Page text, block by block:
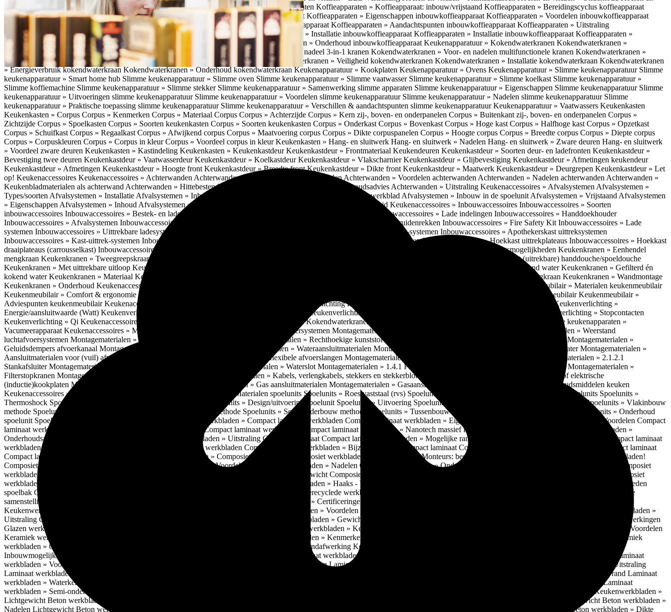
vriezen » SmartfunctiesKoelen en vriezen » Koeltechnieken Keukenapparatuur » Koffieapparaten Koffieapparaten » Koffieapparaat: inbouw/vrijstaand Koffieapparaten » Bereidingscyclus koffieapparaat
Koffieapparaten » Extra functies koffieapparaatKoffieapparaten » Extra functies koffieapparaat Koffieapparaten » Eigenschappen inbouwkoffieapparaat Koffieapparaten » Voordelen inbouwkoffieapparaat
Koffieapparaten » Nadelen inbouwkoffieapparaatKoffieapparaten » Kenmerken inbouwkoffieapparaat Koffieapparaten » Aandachtspunten inbouwkoffieapparaat Koffieapparaten » Uitstraling
inbouwkoffieapparaatKoffieapparaten » Geluidsniveau inbouwkoffieapparaat Koffieapparaten » Installatie inbouwkoffieapparaat Koffieapparaten » Installatie inbouwkoffieapparaat Koffieapparaten »
Energieverbruik inbouwkoffieapparaat
Koffieapparaten » Keuze koffieapparaat Koffieapparaten » Onderhoud inbouwkoffieapparaat Keukenapparatuur » Kokendwaterkranen Kokendwaterkranen »
Toepassingen (voor- en nadelen)
Kokendwaterkranen » Types Kokendwaterkranen » Voor- en nadeel 3-in-1 kranen Kokendwaterkranen » Voor- en nadelen multifunctionele kranen Kokendwaterkranen »
Bediening kokendwaterkranenKokendwaterkranen » Boilers kokendwaterkranen Kokendwaterkranen » Veiligheid kokendwaterkranen Kokendwaterkranen » Installatie kokendwaterkraan Kokendwaterkranen
» Energieverbruik kokendwaterkraanKokendwaterkranen » Onderhoud kokendwaterkraanKeukenapparatuur » Kookplaten Keukenapparatuur » Ovens Keukenapparatuur » Slimme keukenapparatuur Slimme
keukenapparatuur » Smart home hub Slimme keukenapparatuur » Slimme oven Slimme keukenapparatuur » Slimme vaatwasser Slimme keukenapparatuur » Slimme koelkast Slimme keukenapparatuur »
Slimme koffiemachine Slimme keukenapparatuur » Slimme stekker Slimme keukenapparatuur » Samenwerking slimme apparaten Slimme keukenapparatuur » Eigenschappen Slimme keukenapparatuur Slimme
keukenapparatuur » Uitvoeringen slimme keukenapparatuur Slimme keukenapparatuur » Voordelen slimme keukenapparatuur Slimme keukenapparatuur » Nadelen slimme keukenapparatuur Slimme
keukenapparatuur » Praktische toepassing slimme keukenapparatuur Slimme keukenapparatuur » Verschillen & aandachtspunten slimme keukenapparatuurKeukenapparatuur » Vaatwassers Keukenkasten
Keukenkasten » Corpus Corpus » Kenmerken Corpus » Materiaal Corpus Corpus » Achterzijde Corpus » Kern zij-, boven- en onderpanelen Corpus » Buitenkant zij-, boven- en onderpanelen Corpus »
Zichtzijde Corpus » Spoelkasten Corpus » Soorten keukenkasten Corpus » Soorten keukenkasten Corpus » Onderkast Corpus » Bovenkast Corpus » Hoge kast Corpus » Halfhoge kast Corpus » Opzetkast
Corpus » Schuifkast Corpus » Regaalkast Corpus » Afwijkend corpus Corpus » Maatvoering corpus Corpus » Dikte corpuspanelen Corpus » Hoogte corpus Corpus » Breedte corpus Corpus » Diepte corpus
Corpus » Corpuskleuren Corpus » Corpus in kleurCorpus » Voordeel corpus in kleurKeukenkasten » Hang- en sluitwerk Hang- en sluitwerk » Nadelen Hang- en sluitwerk » Zware deuren Hang- en sluitwerk
» Voordeel zware deuren Keukenkasten » Kastindeling Keukenkasten » KeukenkastdeurKeukenkastdeur » Frontmateriaal Keukendeuren Keukenkastdeur » Soorten deur- en ladefronten Keukenkastdeur »
Bevestiging twee deuren Keukenkastdeur » VaatwasserdeurKeukenkastdeur » KoelkastdeurKeukenkastdeur » VlakscharnierKeukenkastdeur » Glijbevestiging Keukenkastdeur » Afmetingen keukendeur
Keukenkastdeur » Afmetingen Keukenkastdeur » Hoogte front Keukenkastdeur » Breedte frontKeukenkastdeur » Dikte front Keukenkastdeur » Maatwerk Keukenkastdeur » Deurgrepen Keukenkastdeur » Let
op! Keukenaccessoires Keukenaccessoires » Achterwanden Achterwanden » Eigenschappen achterwandenAchterwanden » Voordelen achterwanden Achterwanden » Nadelen achterwanden Achterwanden »
Keukenbladmaterialen als achterwand Achterwanden » Hittebestendige achterwanden Achterwanden » Onderhoudsadvies Achterwanden » Uitstraling Keukenaccessoires » Afvalsystemen Afvalsystemen »
Types/soorten Afvalsystemen » Installatie Afvalsystemen » Inbouw in keukenkasten Afvalsystemen » Inbouw in het werkblad Afvalsystemen » Inbouw in de spoelunit Afvalsystemen » Vrijstaand Afvalsystemen
» Eigenschappen Afvalsystemen » Inhoud Afvalsystemen » Energie Afvalsystemen » Geluid Keukenaccessoires » Inbouwaccessoires Inbouwaccessoires » Soorten
inbouwaccessoires Inbouwaccessoires » Bestek- en ladeindelingen voor lades Inbouwaccessoires » Lade indelingen Inbouwaccessoires » Handdoekhouder
Inbouwaccessoires » Afvalsystemen Inbouwaccessoires » Inbouw korven of rekken in (kleine) kasten Inbouwaccessoires » Kruidenrekken Inbouwaccessoires » Fire Safety Kit Inbouwaccessoires » Lade
systemen Inbouwaccessoires » Uittrekbare ladesystemen Inbouwaccessoires » Kast-inbouw-systemen Inbouwaccessoires » Apothekerskast uittreksystemen
Inbouwaccessoires » Kast-uittrek-systemen Inbouwaccessoires » Hoekkast systemen Inbouwaccessoires » Hoekkast uittreksystemenInbouwaccessoires » Hoekkast uittrekplateaus Inbouwaccessoires » Hoekkast
draaiplateaus (carrousselkast) Inbouwaccessoires » Onderhoud Keukenkranen » Bedieningsmogelijkheden Keukenkranen » Eenhendel
mengkraan Keukenkranen » Tweegreepskraan
Keukenkranen » Met (uitrekbare) handdouche/spoeldouche
Keukenkranen » Met uittrekbare uitloop Keukenkranen » Gefilterd water Keukenkranen » Kokend waterKeukenkranen » Gefilterd én
kokend waterKeukenkranen » Materiaal Keukenkranen » Pvd Techniek (pvd) Keukenkranen » Bladmengkraan Keukenkranen » Wandmontage
Keukenkranen » Onderhoud Keukenaccessoires » Keukenmeubilair
Keukenmeubilair » Materialen keukenmeubilair
Keukenmeubilair » Comfort & ergonomieKeukenmeubilair » Designtrends 2026 Keukenmeubilair » Duurzaamheid keukenmeubilairKeukenmeubilair »
Adviespunten keukenmeubilairKeukenaccessoires » Keukenverlichting Keukenverlichting » LedverlichtingKeukenverlichting » Installatie
Keukenverlichting »
Energie/aansluitwaarde (Watt) Keukenverlichting » Leddriver Keukenverlichting » Vaste-spanning
Keukenverlichting » Stopcontacten
Keukenverlichting » Qi Keukenaccessoires » Losse keukenapparaten Losse keukenapparaten » Kokendwaterkranen
Losse keukenapparaten »
Vacumeerapparaat Keukenaccessoires » Montagematerialen Montagematerialen » Luchtafvoersystemen Montagematerialen » Verschillende Luchtafvoersystemen
Montagematerialen » Weerstand
luchtafvoersystemen Montagematerialen » Flexibele (ronde) afvoerslangen Montagematerialen » Rechthoekige kunststof luchtafvoersystemen Montagematerialen » LuchtreinigersMontagematerialen »
Geluidsdempers afvoerkanaal Montagematerialen » Aansluitmaterialen Montagematerialen » Wateraansluitmaterialen Montagematerialen » Aansluitmateriaal voor (schoon) drinkwaterMontagematerialen »
Aansluitmaterialen voor (vuil) afvoerwater sifons
Montagematerialen » 1.2.1 Ronde flexibele afvoerslangen Montagematerialen » Dempingsysteem van lades en deuren
Montagematerialen » 2.1.2.1
StankafsluiterMontagematerialen » Afvoerpluggen t.b.v. spoelunits Montagematerialen » Waterslot Montagematerialen » 1.4.1 Plasmafilter Montagematerialen » WaterslagdemperMontagematerialen »
Filterstopkranen Montagematerialen » Elektra aansluitmateriaal Montagematerialen » Kabels, verlengkabels, stekkers en stekkerblokken
Montagematerialen » Kabels voor ovens of elektrische
(inductie)kookplaten Montagematerialen » Combiregelaar Montagematerialen » Gas aansluitmaterialen Montagematerialen » Gasaansluitmaterialen
Montagematerialen » Onderhoudsmiddelen keuken
Keukenaccessoires » Spoelunits
Spoelunits » Materialen spoelunits Spoelunits » Roestvaststaal (rvs) Spoelunits » 2.2 Kunststof Spoelunits » Kunststof spoelunits Spoelunits »
Thermoshock Spoelunits » Keramiek Spoelunits » Design/uitvoering spoelunit Spoelunits » Uitvoering Spoelunits » Montage spoelunit
Spoelunits » Vlakinbouw
methode Spoelunits » Opbouw methode Spoelunits » Onderbouw methode Spoelunits » Semi-onderbouw methode Spoelunits » Tussenbouw methode
Spoelunits » Onderhoud
spoelunit Spoelunits » Onderhoud Keukenwerkbladen » Compact laminaat werkbladen Compact laminaat werkbladen » Eigenschappen
Compact laminaat werkbladen » Voordelen Compact
laminaat werkbladen
Compact laminaat werkbladen » Nadelen Compact laminaat werkbladen Compact laminaat werkbladen » Nanotech massief laminaat werkbladen
Compact laminaat werkbladen »
Onderhoudsadvies Compact laminaat
Compact laminaat werkbladen » Uitstraling Compact laminaat Compact laminaat werkbladen » Mogelijke randafwerking Compact laminaat werkbladen
Compact laminaat
werkbladen » Inbouwmogelijkheid spoelbak Compact laminaat werkbladen Compact laminaat werkbladen » Bijzonderheden Compact laminaat Compact laminaat werkbladen » Prijsniveau Compact laminaat
Compact laminaat werkbladen » Kenmerken
Keukenwerkbladen » Composiet werkbladen
Composiet werkbladen » Waarschuwing Monteurs: bescherm je bij het droog bewerken van kwarts werkbladen!
Composiet werkbladen » Eigenschappen
Composiet werkbladen » Voordelen Composiet werkbladen » Nadelen Composiet werkbladen » Onderhoudsadvies
Composiet
werkbladen » Maximale afmetingen
Composiet werkbladen » Gewicht Composiet werkbladen » Oppervlaktestructuur
Composiet
werkbladen » Mogelijke randafwerking
Composiet werkbladen » Haaks - V-groef
Composiet werkbladen » Inbouwmogelijkheden
spoelbak Composiet werkbladen » Prijsniveau Gerecyclede werkbladen » Eigenschappen gerecyclede werkbladen
Gerecyclede werkbladen » Mogelijke
samenstelling
Gerecyclede werkbladen » Certificeringen werkbladen
Keukenwerkbladen » Glazen werkbladen
Glazen werkbladen » Voordelen
Glazen werkbladen »
Uitstraling Glazen werkbladen » Maximale afmetingen Glazen werkbladen » Gewicht
Glazen werkbladen » Mogelijke randafwerkingen
Glazen werkbladen » Inbouwmogelijkheden spoelbak
Keukenwerkbladen » Keramiek werkbladen
Keramiek werkbladen » Voordelen
Keramiek werkbladen » Nadelen
Keramiek werkbladen » Kenmerken
Keramiek
werkbladen » Gewicht
Keramiek werkbladen » Randafwerking Keramiek werkbladen » Mogelijke randafwerking Keramiek
Inbouwmogelijkheden spoelbak
Keukenwerkbladen » Laminaat werkbladen
Laminaat
werkbladen » Voordelen Laminaat werkbladen
Laminaat werkbladen » Nadelen Laminaat werkbladenLaminaat werkbladen » Onderhoudsadvies Laminaat werkbladen
Laminaat werkbladen » Uitstraling
Laminaat werkbladen
Laminaat werkbladen » Alumium rand Laminaat
werkbladen » Waterkering
Laminaat
werkbladen » Semi-onderbouw
Keukenwerkbladen »
Lichtgewicht Beton werkbladen
Lichtgewicht Beton werkbladen »
Nadelen Lichtgewicht Beton werkbladen » Onderhoudsadvies
Lichtgewicht Beton werkbladen » Dikte